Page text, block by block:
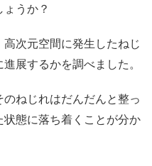
うか？
次元空間に発生したねじ
展するかを調べました。
ねじれはだんだんと整っ
態に落ち着くことが分か